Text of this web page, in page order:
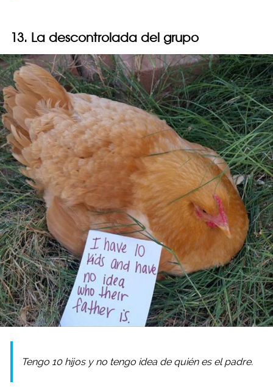
13. La descontrolada del grupo
Tengo 10 hijos y no tengo idea de quién es el padre.